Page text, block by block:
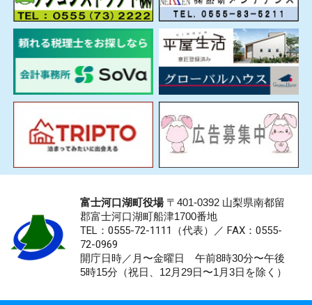
富士河口湖町役場〒401-0392 山梨県南都留
郡富士河口湖町船津1700番地
TEL：0555-72-1111 （代表）／ FAX：0555-
72-0969
開庁日時／月〜金曜日 午前8時30分〜午後
5時15分（祝日、12月29日〜1月3日を除く）